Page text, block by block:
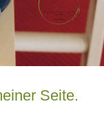
Seite.